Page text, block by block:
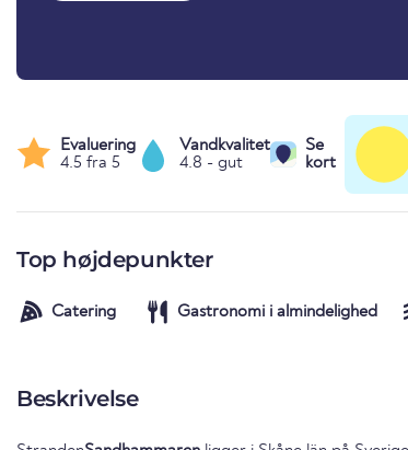
Evaluering
4.5 fra 5
Vandkvalitet
4.8 - gut
Se
kort
Top højdepunkter
Catering Gastronomi i almindelighed
Beskrivelse